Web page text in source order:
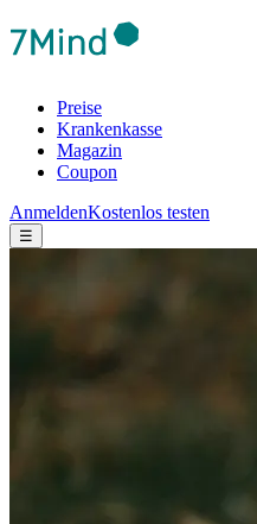
Preise
Krankenkasse
Magazin
Coupon
AnmeldenKostenlos testen
☰